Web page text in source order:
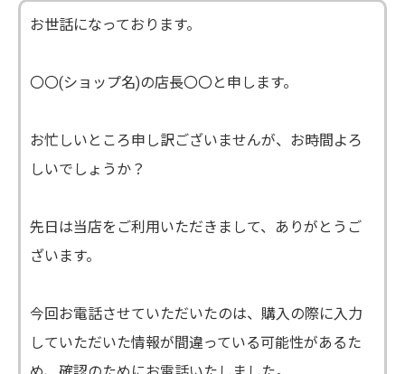
お世話になっております。
〇〇(ショップ名)の店長〇〇と申します。
お忙しいところ申し訳ございませんが、お時間よろ
しいでしょうか？
先日は当店をご利用いただきまして、ありがとうご
ざいます。
今回お電話させていただいたのは、購入の際に入力
していただいた情報が間違っている可能性があるた